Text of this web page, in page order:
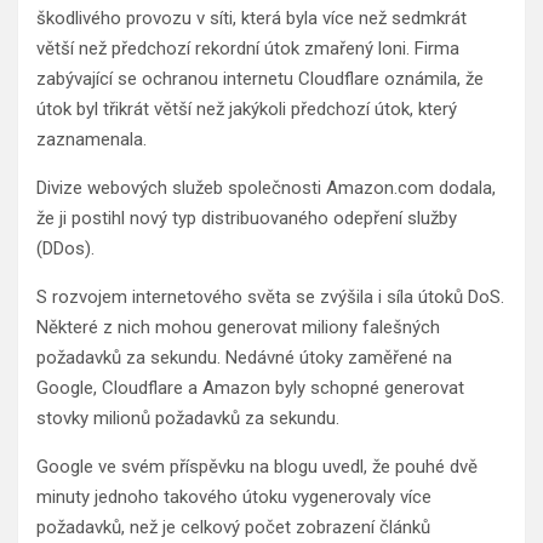
škodlivého provozu v síti, která byla více než sedmkrát
větší než předchozí rekordní útok zmařený loni. Firma
zabývající se ochranou internetu Cloudflare oznámila, že
útok byl třikrát větší než jakýkoli předchozí útok, který
zaznamenala.
Divize webových služeb společnosti Amazon.com dodala,
že ji postihl nový typ distribuovaného odepření služby
(DDos).
S rozvojem internetového světa se zvýšila i síla útoků DoS.
Některé z nich mohou generovat miliony falešných
požadavků za sekundu. Nedávné útoky zaměřené na
Google, Cloudflare a Amazon byly schopné generovat
stovky milionů požadavků za sekundu.
Google ve svém příspěvku na blogu uvedl, že pouhé dvě
minuty jednoho takového útoku vygenerovaly více
požadavků, než je celkový počet zobrazení článků